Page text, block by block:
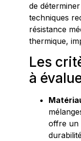
de
techniques
résistance
thermique,
Les
à
offre un